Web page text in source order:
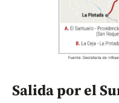
Salida por el